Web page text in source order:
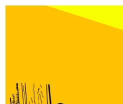
Skip